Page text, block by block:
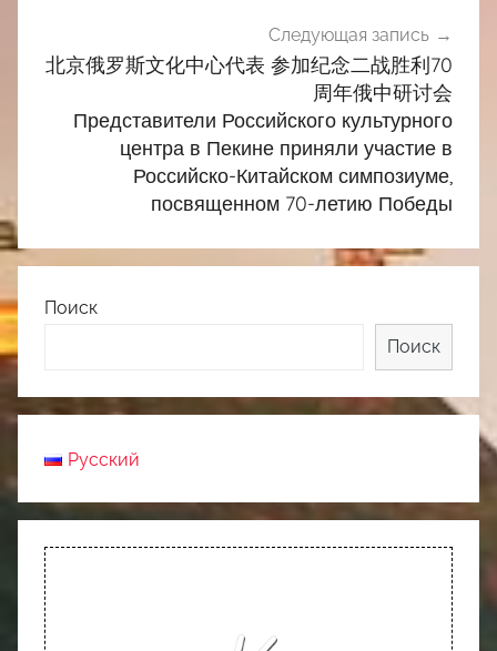
Следующая запись
北京俄罗斯文化中心代表 参加纪念二战胜利70
周年俄中研讨会
Представители Российского культурного
центра в Пекине приняли участие в
Российско-Китайском симпозиуме,
посвященном 70-летию Победы
Поиск
Поиск
Русский